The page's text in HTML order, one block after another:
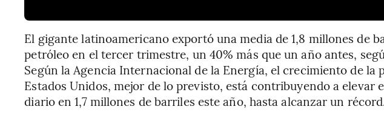
El gigante latinoamericano exportó una media de 1,8 millones de
petróleo en el tercer trimestre, un 40% más que un año antes,
Según la Agencia Internacional de la Energía, el crecimiento de la
Estados Unidos, mejor de lo previsto, está contribuyendo a elevar
diario en 1,7 millones de barriles este año, hasta alcanzar un